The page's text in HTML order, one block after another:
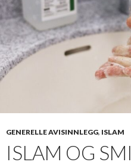
GENERELLE AVISINNLEGG, ISLAM
ISLAM OG